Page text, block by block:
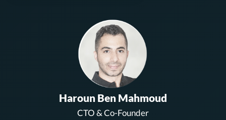
Haroun Ben Mahmoud
CTO & Co-Founder